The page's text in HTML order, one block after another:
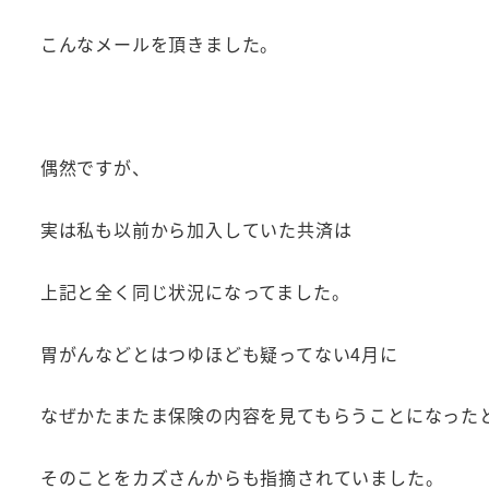
こんなメールを頂きました。
偶然ですが、
実は私も以前から加入していた共済は
上記と全く同じ状況になってました。
胃がんなどとはつゆほども疑ってない4月に
なぜかたまたま保険の内容を見てもらうことになった
そのことをカズさんからも指摘されていました。